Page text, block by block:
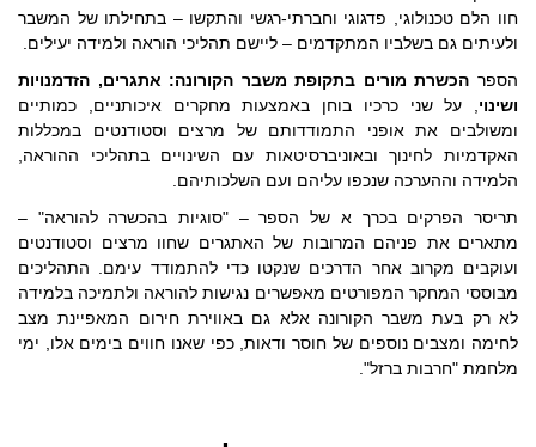
חוו הלם טכנולוגי, פדגוגי וחברתי-רגשי והתקשו – בתחילתו של המשבר
ולעיתים גם בשלביו המתקדמים – ליישם תהליכי הוראה ולמידה יעילים.
הספר הכשרת מורים בתקופת משבר הקורונה: אתגרים, הזדמנויות
ושינוי , על שני כרכיו בוחן באמצעות מחקרים איכותניים, כמותיים
ומשולבים את אופני התמודדותם של מרצים וסטודנטים במכללות
האקדמיות לחינוך ובאוניברסיטאות עם השינויים בתהליכי ההוראה,
הלמידה וההערכה שנכפו עליהם ועם השלכותיהם.
תריסר הפרקים בכרך א של הספר – "סוגיות בהכשרה להוראה" –
מתארים את פניהם המרובות של האתגרים שחוו מרצים וסטודנטים
ועוקבים מקרוב אחר הדרכים שנקטו כדי להתמודד עימם. התהליכים
מבוססי המחקר המפורטים מאפשרים נגישות להוראה ולתמיכה בלמידה
לא רק בעת משבר הקורונה אלא גם באווירת חירום המאפיינת מצב
לחימה ומצבים נוספים של חוסר ודאות, כפי שאנו חווים בימים אלו, ימי
מלחמת "חרבות ברזל".